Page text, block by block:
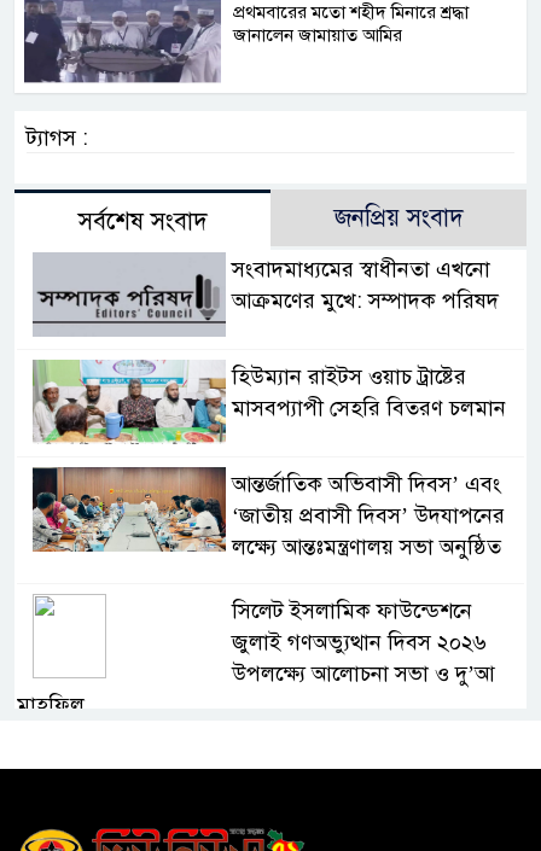
প্রথমবারের মতো শহীদ মিনারে শ্রদ্ধা
জানালেন জামায়াত আমির
ট্যাগস :
সর্বশেষ সংবাদ জনপ্রিয় সংবাদ
সংবাদমাধ্যমের স্বাধীনতা এখনো
আক্রমণের মুখে: সম্পাদক পরিষদ
হিউম্যান রাইটস ওয়াচ ট্রাষ্টের
মাসবপ্যাপী সেহরি বিতরণ চলমান
আন্তর্জাতিক অভিবাসী দিবস’ এবং
‘জাতীয় প্রবাসী দিবস’ উদযাপনের
লক্ষ্যে আন্তঃমন্ত্রণালয় সভা অনুষ্ঠিত
সিলেট ইসলামিক ফাউন্ডেশনে
জুলাই গণঅভ্যুত্থান দিবস ২০২৬
উপলক্ষ্যে আলোচনা সভা ও দু’আ
মাহফিল
পরিবেশ রক্ষায় ব্যক্তিগত উদ্যোগ
বিভাগীয় কমিশনার